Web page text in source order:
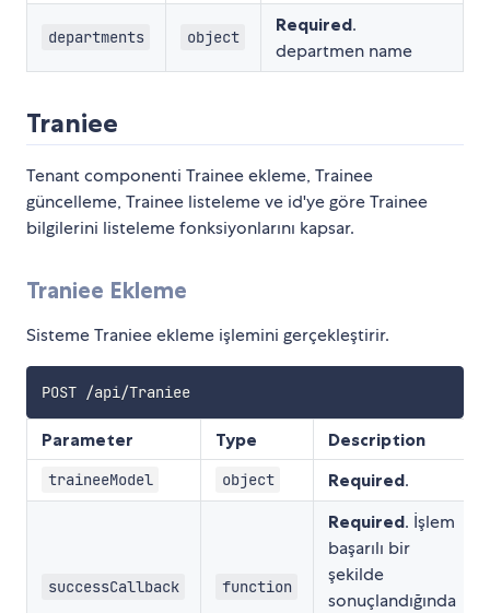
departments object
Required.
departmen name
Traniee
Tenant componenti Trainee ekleme, Trainee
güncelleme, Trainee listeleme ve id'ye göre Trainee
bilgilerini listeleme fonksiyonlarını kapsar.
Traniee Ekleme
Sisteme Traniee ekleme işlemini gerçekleştirir.
POST /api/Traniee
Parameter Type Description
traineeModel object Required.
successCallback function
Required. İşlem
başarılı bir
şekilde
sonuçlandığında